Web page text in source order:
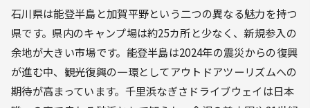
石川県は能登半島と加賀平野という二つの異なる魅力を持つ
県です。県内のキャンプ場は約25カ所と少なく、新規参入の
余地が大きい市場です。能登半島は2024年の震災からの復興
が進む中、観光復興の一環としてアウトドアツーリズムへの
期待が高まっています。千里浜なぎさドライブウェイは日本